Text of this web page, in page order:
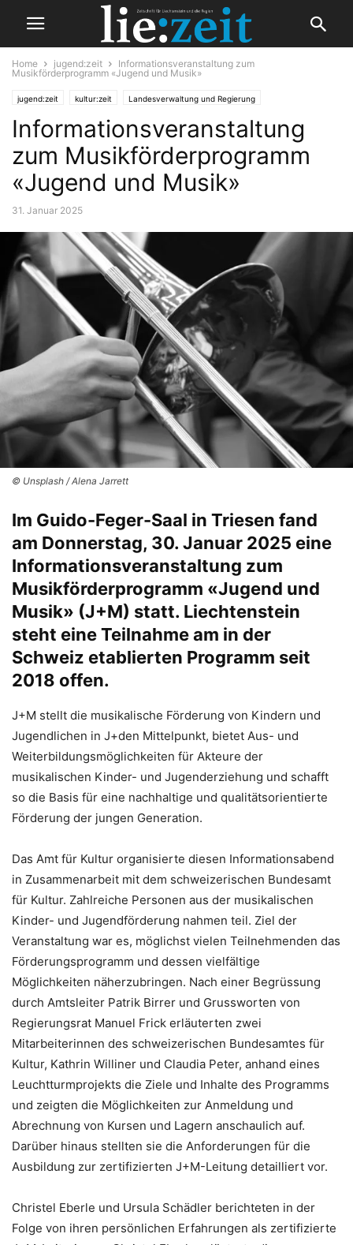
Home jugend:zeit
Informationsveranstaltung zum
Musikförderprogramm «Jugend und Musik»
jugend:zeit kultur:zeit Landesverwaltung und Regierung
Informationsveranstaltung
zum Musikförderprogramm
«Jugend und Musik»
31. Januar 2025
© Unsplash / Alena Jarrett
Im Guido-Feger-Saal in Triesen fand
am Donnerstag, 30. Januar 2025 eine
Informationsveranstaltung zum
Musikförderprogramm «Jugend und
Musik» (J+M) statt. Liechtenstein
steht eine Teilnahme am in der
Schweiz etablierten Programm seit
2018 offen.
J+M stellt die musikalische Förderung von Kindern und
Jugendlichen in J+den Mittelpunkt, bietet Aus- und
Weiterbildungsmöglichkeiten für Akteure der
musikalischen Kinder- und Jugenderziehung und schafft
so die Basis für eine nachhaltige und qualitätsorientierte
Förderung der jungen Generation.
Das Amt für Kultur organisierte diesen Informationsabend
in Zusammenarbeit mit dem schweizerischen Bundesamt
für Kultur. Zahlreiche Personen aus der musikalischen
Kinder- und Jugendförderung nahmen teil. Ziel der
Veranstaltung war es, möglichst vielen Teilnehmenden das
Förderungsprogramm und dessen vielfältige
Möglichkeiten näherzubringen. Nach einer Begrüssung
durch Amtsleiter Patrik Birrer und Grussworten von
Regierungsrat Manuel Frick erläuterten zwei
Mitarbeiterinnen des schweizerischen Bundesamtes für
Kultur, Kathrin Williner und Claudia Peter, anhand eines
Leuchtturmprojekts die Ziele und Inhalte des Programms
und zeigten die Möglichkeiten zur Anmeldung und
Abrechnung von Kursen und Lagern anschaulich auf.
Darüber hinaus stellten sie die Anforderungen für die
Ausbildung zur zertifizierten J+M-Leitung detailliert vor.
Christel Eberle und Ursula Schädler berichteten in der
Folge von ihren persönlichen Erfahrungen als zertifizierte